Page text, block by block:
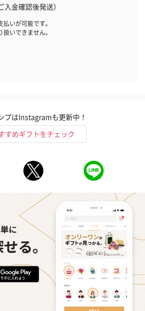
してお届けいたします。
フラッグカプセル：イ
ンセンススティック
（St.OSMANTHUS）
（880円）
ショートイン
（GRAPE
（880円）
金確認後発送）
いが可能です。
いできません。
プはInstagramも更新中！
すめギフトをチェック